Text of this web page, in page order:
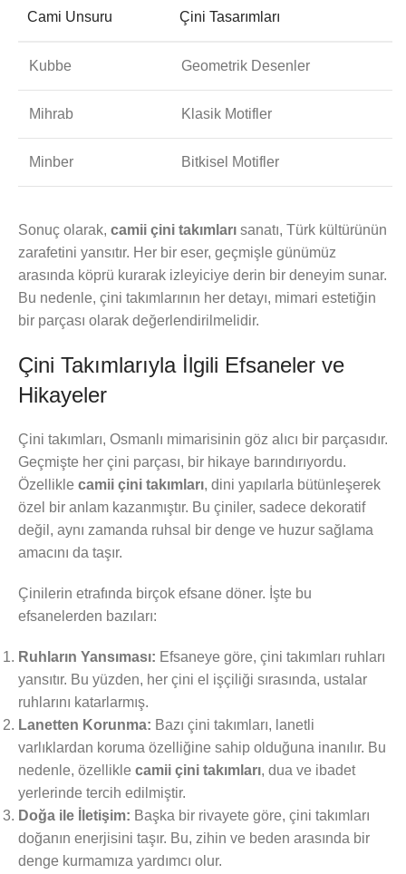
Cami Unsuru Çini Tasarımları
Kubbe Geometrik Desenler
Mihrab Klasik Motifler
Minber Bitkisel Motifler
Sonuç olarak, camii çini takımları sanatı, Türk kültürünün
zarafetini yansıtır. Her bir eser, geçmişle günümüz
arasında köprü kurarak izleyiciye derin bir deneyim sunar.
Bu nedenle, çini takımlarının her detayı, mimari estetiğin
bir parçası olarak değerlendirilmelidir.
Çini Takımlarıyla İlgili Efsaneler ve
Hikayeler
Çini takımları, Osmanlı mimarisinin göz alıcı bir parçasıdır.
Geçmişte her çini parçası, bir hikaye barındırıyordu.
Özellikle camii çini takımları, dini yapılarla bütünleşerek
özel bir anlam kazanmıştır. Bu çiniler, sadece dekoratif
değil, aynı zamanda ruhsal bir denge ve huzur sağlama
amacını da taşır.
Çinilerin etrafında birçok efsane döner. İşte bu
efsanelerden bazıları:
Ruhların Yansıması: Efsaneye göre, çini takımları ruhları
yansıtır. Bu yüzden, her çini el işçiliği sırasında, ustalar
ruhlarını katarlarmış.
Lanetten Korunma: Bazı çini takımları, lanetli
varlıklardan koruma özelliğine sahip olduğuna inanılır. Bu
nedenle, özellikle camii çini takımları, dua ve ibadet
yerlerinde tercih edilmiştir.
Doğa ile İletişim: Başka bir rivayete göre, çini takımları
doğanın enerjisini taşır. Bu, zihin ve beden arasında bir
denge kurmamıza yardımcı olur.